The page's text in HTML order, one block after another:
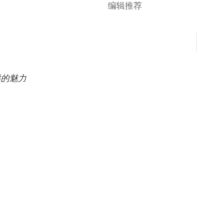
编辑推荐
魅力